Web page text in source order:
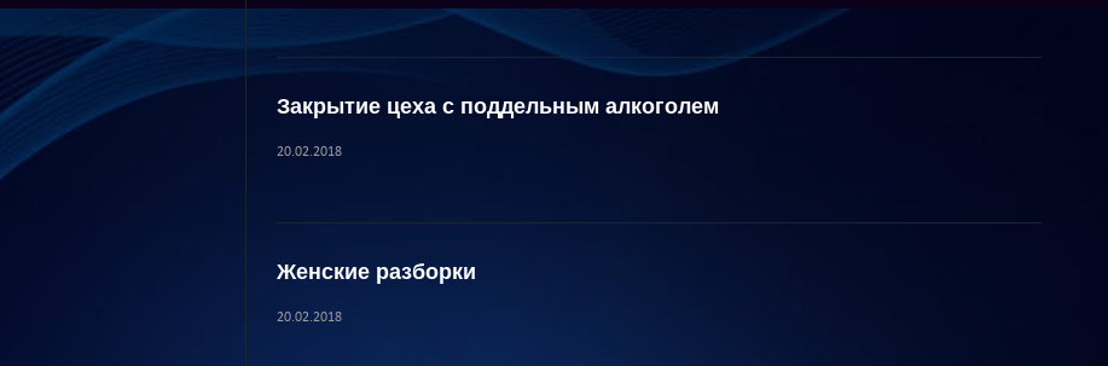
Закрытие цеха с поддельным алкоголем
20.02.2018
Женские разборки
20.02.2018